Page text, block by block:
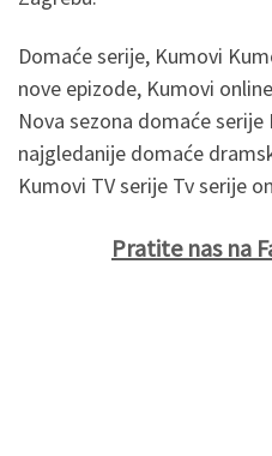
Domaće serije, Kumovi
nove epizode, Kumovi
Nova sezona domaće
najgledanije domaće
Kumovi TV serije Tv serije
Pratite nas na